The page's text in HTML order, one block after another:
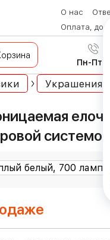
О нас
Оплата,
Пн-Пт с
Украшения